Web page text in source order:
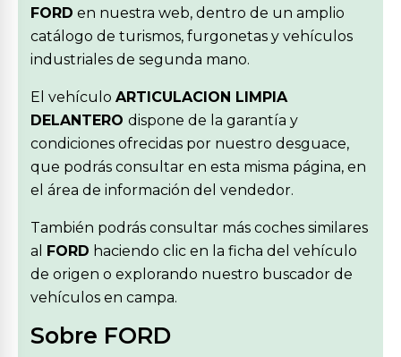
FORD en nuestra web, dentro de un amplio
catálogo de turismos, furgonetas y vehículos
industriales de segunda mano.
El vehículo ARTICULACION LIMPIA
DELANTERO dispone de la garantía y
condiciones ofrecidas por nuestro desguace,
que podrás consultar en esta misma página, en
el área de información del vendedor.
También podrás consultar más coches similares
al FORD haciendo clic en la ficha del vehículo
de origen o explorando nuestro buscador de
vehículos en campa.
Sobre FORD